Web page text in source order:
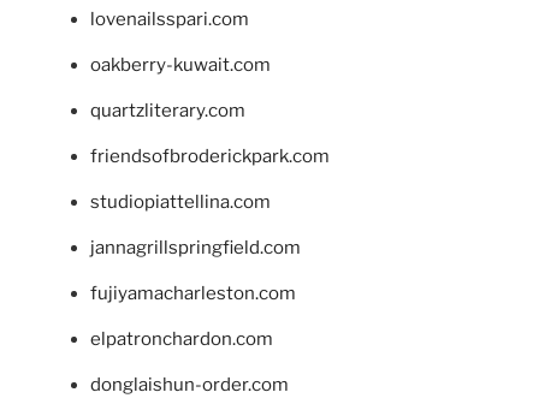
lovenailsspari.com
oakberry-kuwait.com
quartzliterary.com
friendsofbroderickpark.com
studiopiattellina.com
jannagrillspringfield.com
fujiyamacharleston.com
elpatronchardon.com
donglaishun-order.com